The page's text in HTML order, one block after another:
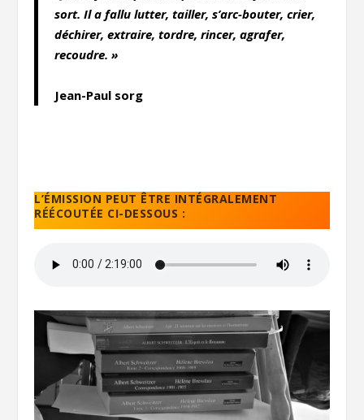
sort. Il a fallu lutter, tailler, s’arc-bouter, crier,
déchirer, extraire, tordre, rincer, agrafer,
recoudre. »
Jean-Paul sorg
L’ÉMISSION PEUT ÊTRE INTÉGRALEMENT
RÉÉCOUTÉE CI-DESSOUS :